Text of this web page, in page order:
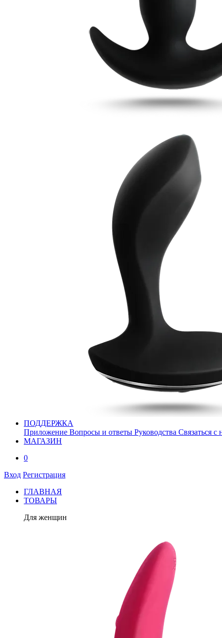
ПОДДЕРЖКА
Приложение Вопросы и ответы Руководства Связаться с
МАГАЗИН
0
Вход Регистрация
ГЛАВНАЯ
ТОВАРЫ
Для женщин